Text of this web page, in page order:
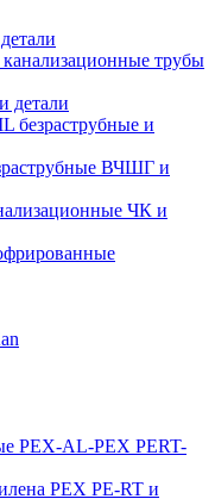
трубы
безраструбные и
ВЧШГ и
ЧК и
PEX-AL-PEX PERT-
PEX PE-RT и